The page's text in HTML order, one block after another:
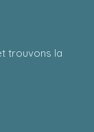
trouvons la